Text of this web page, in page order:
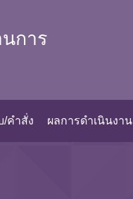
การ
/คำสั่ง ผลการดำเนินงาน